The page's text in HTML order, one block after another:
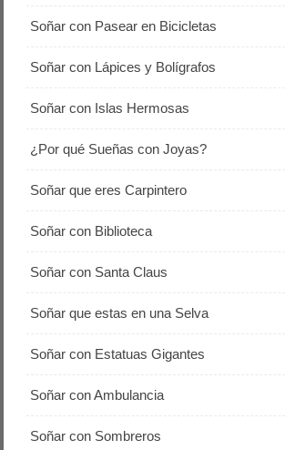
Soñar con Pasear en Bicicletas
Soñar con Lápices y Bolígrafos
Soñar con Islas Hermosas
¿Por qué Sueñas con Joyas?
Soñar que eres Carpintero
Soñar con Biblioteca
Soñar con Santa Claus
Soñar que estas en una Selva
Soñar con Estatuas Gigantes
Soñar con Ambulancia
Soñar con Sombreros